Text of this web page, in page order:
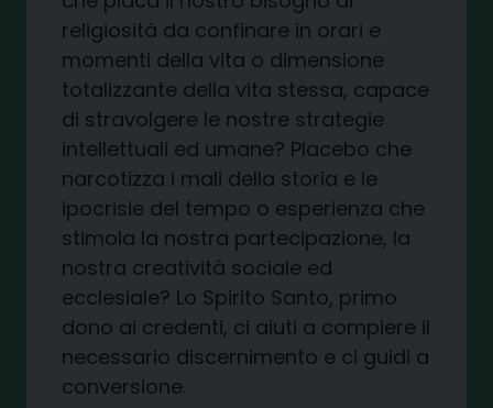
religiosità da confinare in orari e
momenti della vita o dimensione
totalizzante della vita stessa, capace
di stravolgere le nostre strategie
intellettuali ed umane? Placebo che
narcotizza i mali della storia e le
ipocrisie del tempo o esperienza che
stimola la nostra partecipazione, la
nostra creatività sociale ed
ecclesiale? Lo Spirito Santo, primo
dono ai credenti, ci aiuti a compiere il
necessario discernimento e ci guidi a
conversione.